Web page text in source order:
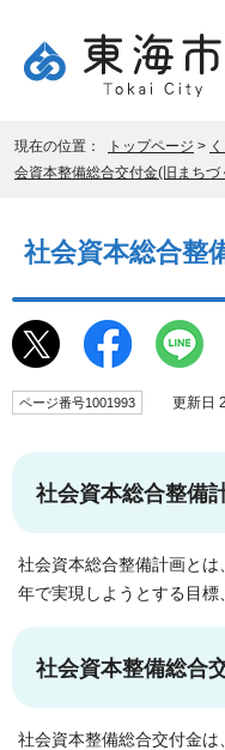
現在の位置： トップページ >
会資本整備総合交付金(旧まち
社会資本総合整
ページ番号1001993 更新日
社会資本総合整備
社会資本総合整備計画と
年で実現しようとする目標
社会資本整備総合
社会資本整備総合交付金